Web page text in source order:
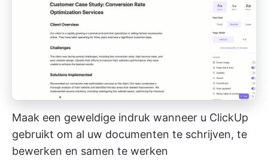
Maak een geweldige indruk wanneer u ClickUp
gebruikt om al uw documenten te schrijven, te
bewerken en samen te werken